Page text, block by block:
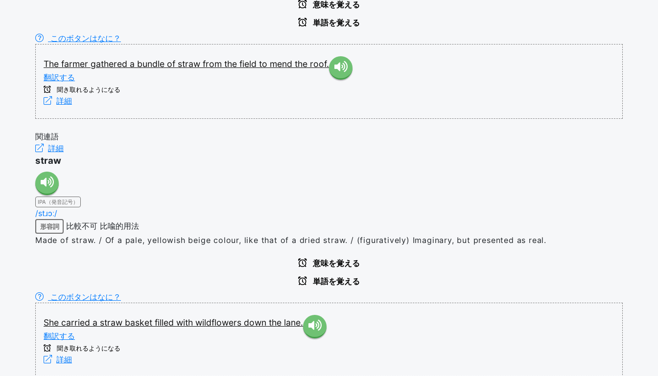
意味を覚える
単語を覚える
このボタンはなに？
The farmer gathered a bundle of straw from the field to mend the roof.
翻訳する
聞き取れるようになる
詳細
関連語
詳細
straw
IPA（発音記号）
/stɹɔː/
形容詞 比較不可 比喩的用法
Made of straw. / Of a pale, yellowish beige colour, like that of a dried straw. / (figuratively) Imaginary, but presented as real.
意味を覚える
単語を覚える
このボタンはなに？
She carried a straw basket filled with wildflowers down the lane.
翻訳する
聞き取れるようになる
詳細